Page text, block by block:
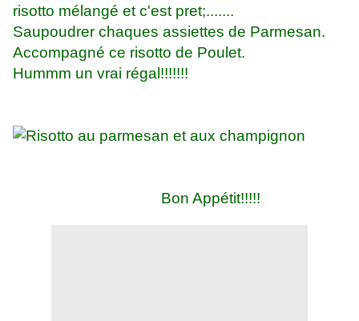
risotto mélangé et c'est pret;.......
Saupoudrer chaques assiettes de Parmesan.
Accompagné ce risotto de Poulet.
Hummm un vrai régal!!!!!!!
Bon Appétit!!!!!